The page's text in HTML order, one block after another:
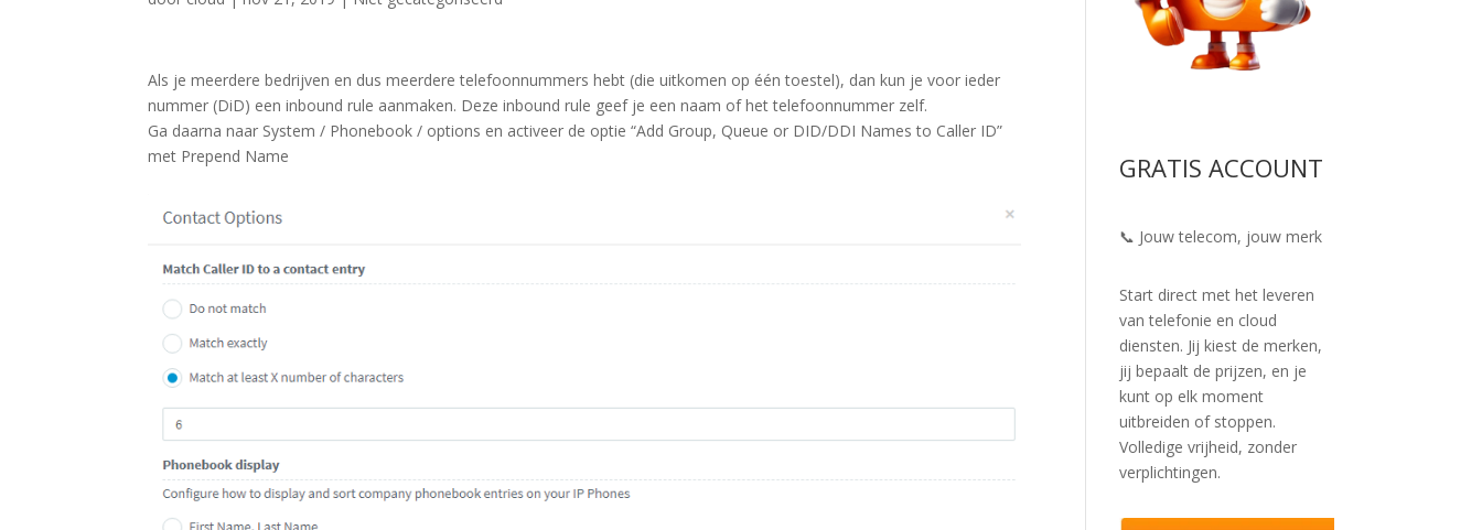
Als je meerdere bedrijven en dus meerdere telefoonnummers hebt (die uitkomen op één toestel), dan kun je voor ieder
nummer (DiD) een inbound rule aanmaken. Deze inbound rule geef je een naam of het telefoonnummer zelf.
Ga daarna naar System / Phonebook / options en activeer de optie“Add Group, Queue or DID/DDI Names to Caller ID”
met Prepend Name
GRATIS ACCOUNT
📞 Jouw telecom, jouw merk
Start direct met het leveren
van telefonie en cloud
diensten. Jij kiest de merken,
jij bepaalt de prijzen, en je
kunt op elk moment
uitbreiden of stoppen.
Volledige vrijheid, zonder
verplichtingen.